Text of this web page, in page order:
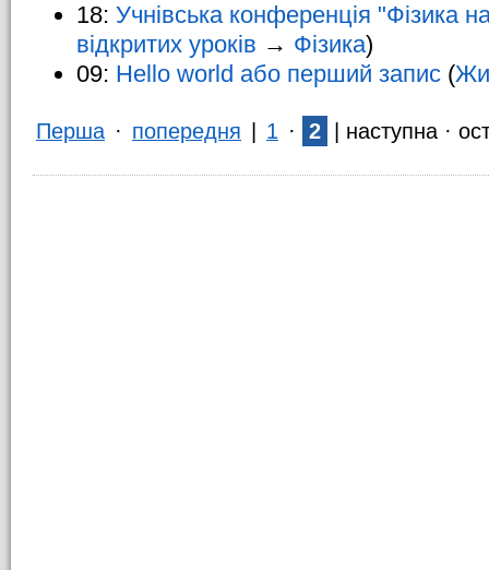
18: Учнівська конференція "Фізика
відкритих уроків → Фізика)
09: Hello world або перший запис (
Перша · попередня 1 · 2 наступна ·